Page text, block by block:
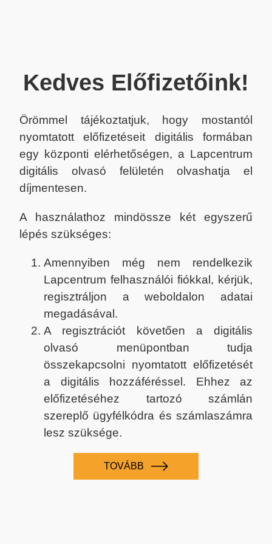
Kedves Előfizetőink!
Örömmel tájékoztatjuk, hogy mostantól
nyomtatott előfizetéseit digitális formában
egy központi elérhetőségen, a Lapcentrum
digitális olvasó felületén olvashatja el
díjmentesen.
A használathoz mindössze két egyszerű
lépés szükséges:
Amennyiben még nem rendelkezik
Lapcentrum felhasználói fiókkal, kérjük,
regisztráljon a weboldalon adatai
megadásával.
A regisztrációt követően a digitális
olvasó menüpontban tudja
összekapcsolni nyomtatott előfizetését
a digitális hozzáféréssel. Ehhez az
előfizetéséhez tartozó számlán
szereplő ügyfélkódra és számlaszámra
lesz szüksége.
TOVÁBB